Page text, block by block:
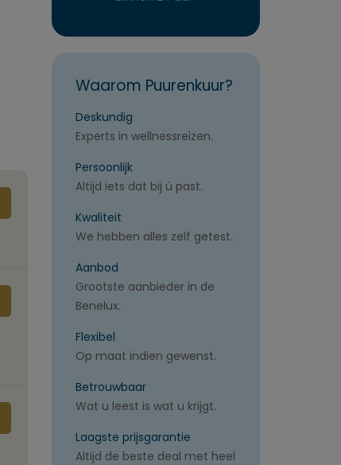
Waarom Puurenkuur?
Deskundig
Experts in wellnessreizen.
Persoonlijk
Altijd iets dat bij ú past.
Kwaliteit
We hebben alles zelf getest.
Aanbod
Grootste aanbieder in de
Benelux.
Flexibel
Op maat indien gewenst.
Betrouwbaar
Wat u leest is wat u krijgt.
Laagste prijsgarantie
Altijd de beste deal met heel